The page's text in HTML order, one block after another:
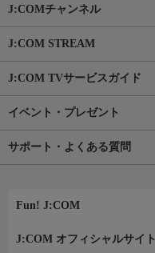
J:COMチャンネル
J:COM STREAM
J:COM TVサービスガイド
イベント・プレゼント
サポート・よくある質問
Fun! J:COM
J:COM オフィシャルサイト